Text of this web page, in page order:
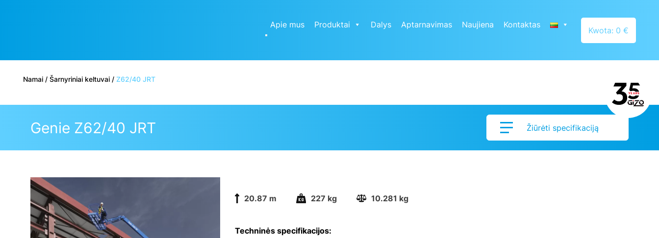
Kwota: 0 €
Apie mus Produktai Dalys Aptarnavimas Naujiena Kontaktas
Namai / Šarnyriniai keltuvai / Z62/40 JRT
Genie Z62/40 JRT Žiūrėti specifikaciją
20.87 m 227 kg 10.281 kg
Techninės specifikacijos: